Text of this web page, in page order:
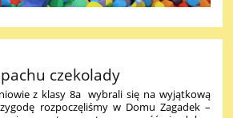
czekolady
z klasy 8a wybrali się na wyjątkową
rozpoczęliśmy w Domu Zagadek –